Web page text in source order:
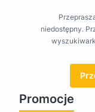
niedostępny.
Promocje